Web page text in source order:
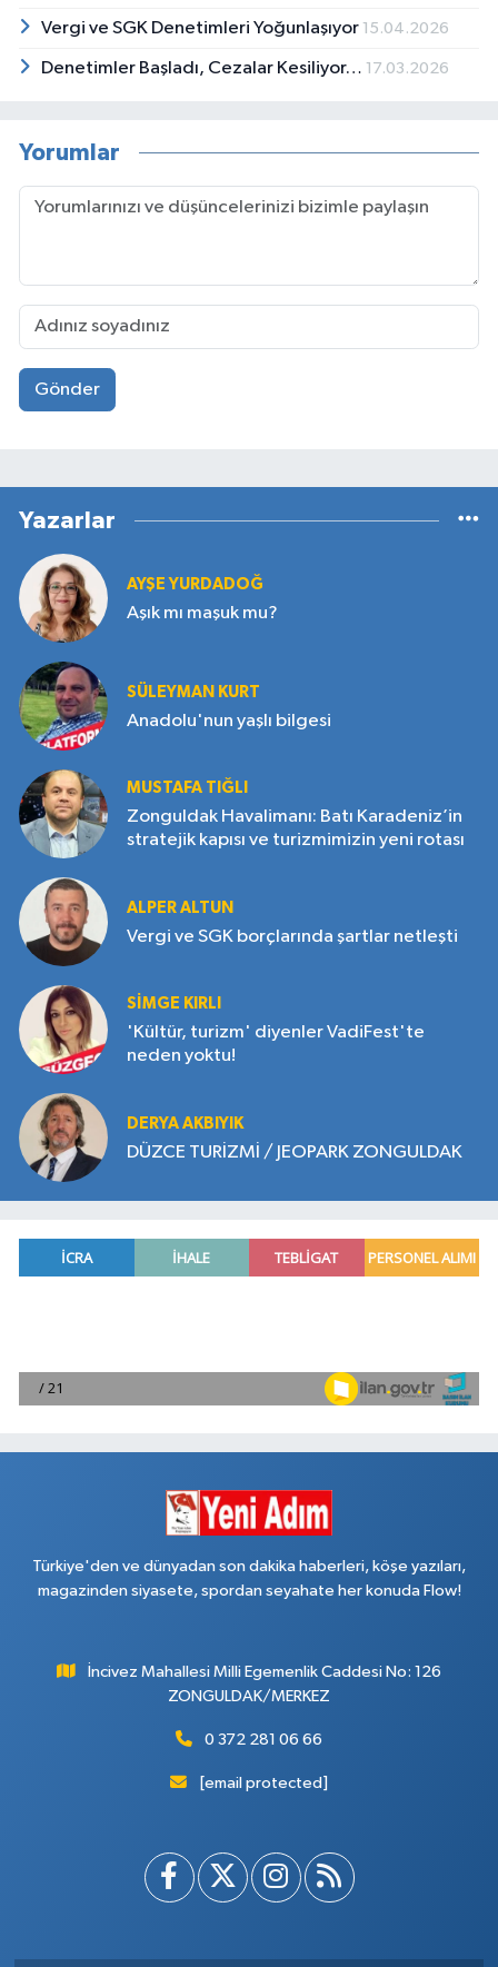
Vergi ve SGK Denetimleri Yoğunlaşıyor 15.04.2026
Denetimler Başladı, Cezalar Kesiliyor… 17.03.2026
Yorumlar
Gönder
Yazarlar
AYŞE YURDADOĞ
Aşık mı maşuk mu?
SÜLEYMAN KURT
Anadolu'nun yaşlı bilgesi
MUSTAFA TIĞLI
Zonguldak Havalimanı: Batı Karadeniz’in
stratejik kapısı ve turizmimizin yeni rotası
ALPER ALTUN
Vergi ve SGK borçlarında şartlar netleşti
SIMGE KIRLI
'Kültür, turizm' diyenler VadiFest'te
neden yoktu!
DERYA AKBIYIK
DÜZCE TURİZMİ / JEOPARK ZONGULDAK
Türkiye'den ve dünyadan son dakika haberleri, köşe yazıları,
magazinden siyasete, spordan seyahate her konuda Flow!
İncivez Mahallesi Milli Egemenlik Caddesi No: 126
ZONGULDAK/MERKEZ
0 372 281 06 66
[email protected]